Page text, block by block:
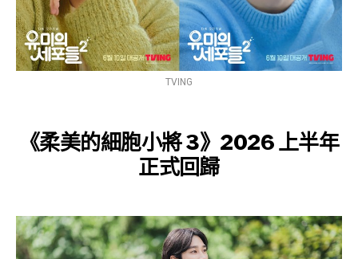
TVING
《柔美的細胞小將 3》2026 上半年
正式回歸